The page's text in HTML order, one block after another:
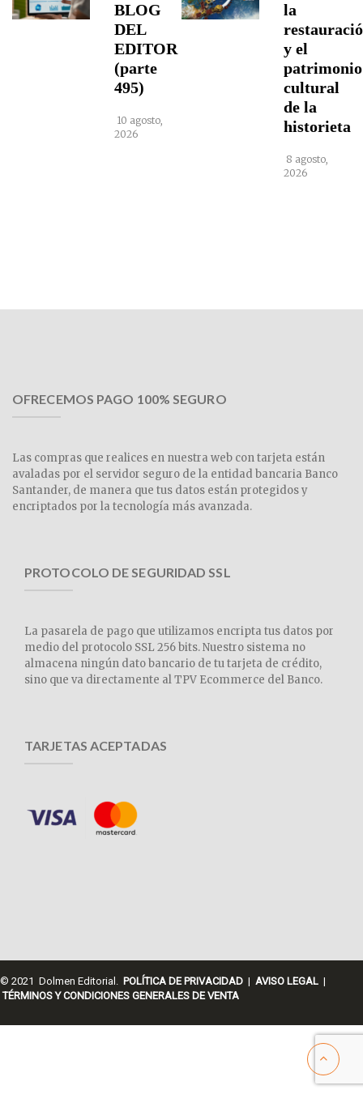
BLOG
DEL
EDITOR
(parte
495)
10 agosto,
2026
la
y el
patrimonio
cultural
de la
historieta
8 agosto,
2026
OFRECEMOS PAGO 100% SEGURO
Las compras que realices en nuestra web con tarjeta están
avaladas por el servidor seguro de la entidad bancaria Banco
Santander, de manera que tus datos están protegidos y
encriptados por la tecnología más avanzada.
PROTOCOLO DE SEGURIDAD SSL
La pasarela de pago que utilizamos encripta tus datos por
medio del protocolo SSL 256 bits. Nuestro sistema no
almacena ningún dato bancario de tu tarjeta de crédito,
sino que va directamente al TPV Ecommerce del Banco.
TARJETAS ACEPTADAS
© 2021 Dolmen Editorial. POLÍTICA DE PRIVACIDAD | AVISO LEGAL |
TÉRMINOS Y CONDICIONES GENERALES DE VENTA